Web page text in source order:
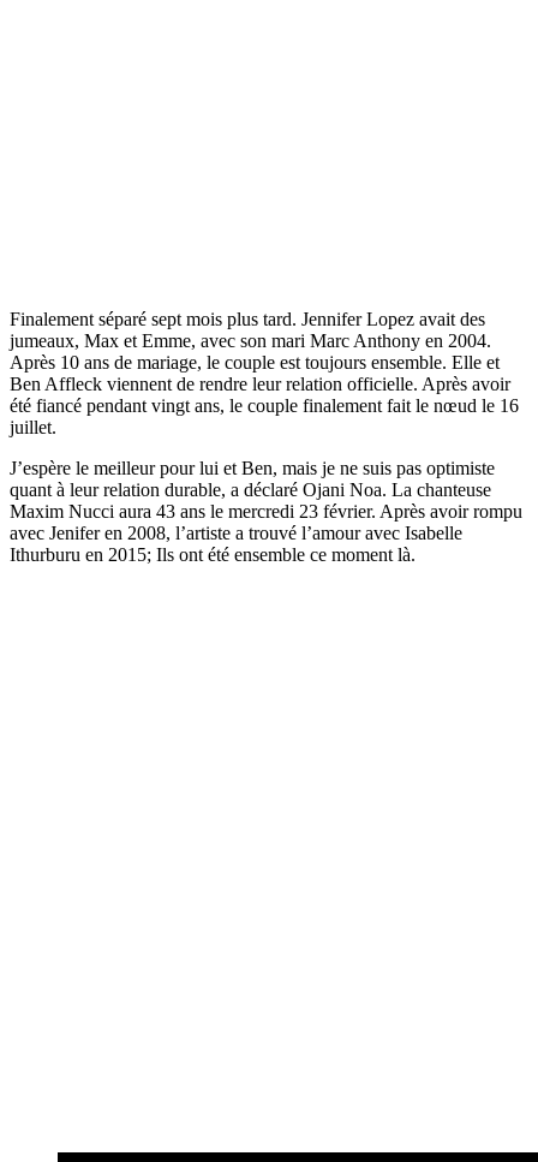
Finalement séparé sept mois plus tard. Jennifer Lopez avait des
jumeaux, Max et Emme, avec son mari Marc Anthony en 2004.
Après 10 ans de mariage, le couple est toujours ensemble. Elle et
Ben Affleck viennent de rendre leur relation officielle. Après avoir
été fiancé pendant vingt ans, le couple finalement fait le nœud le 16
juillet.
J’espère le meilleur pour lui et Ben, mais je ne suis pas optimiste
quant à leur relation durable, a déclaré Ojani Noa. La chanteuse
Maxim Nucci aura 43 ans le mercredi 23 février. Après avoir rompu
avec Jenifer en 2008, l’artiste a trouvé l’amour avec Isabelle
Ithurburu en 2015; Ils ont été ensemble ce moment là.